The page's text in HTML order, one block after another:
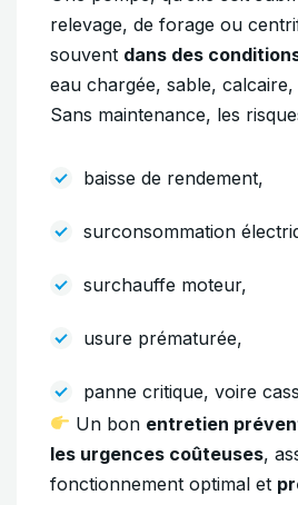
relevage, de forage ou
souvent dans des
eau chargée, sable,
Sans maintenance, les
baisse de rendement,
surconsommation
surchauffe moteur,
usure prématurée,
panne critique, voire
Un bon entretien
les urgences coûteuses,
fonctionnement optimal et